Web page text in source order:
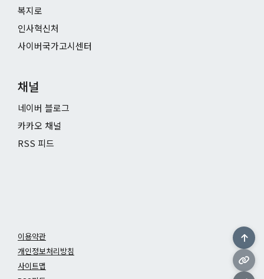
복지로
인사혁신처
사이버국가고시센터
채널
네이버 블로그
카카오 채널
RSS 피드
이용약관
개인정보처리방침
사이트맵